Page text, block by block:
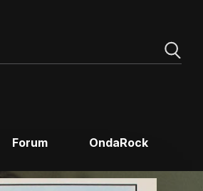
Forum OndaRock